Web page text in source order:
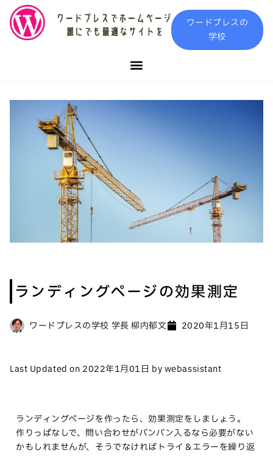
ワードプレスの
学校
ランディングページの効果測定
ワードプレスの学校 学長 柳内郁文 2020年1月15日
Last Updated on 2022年1月01日 by webassistant
ランディングページを作ったら、効果測定をしましょう。
作りっぱなしで、問い合わせがバンバン入るなら必要がない
かもしれませんが、そうでなければトライ＆エラーを繰り返